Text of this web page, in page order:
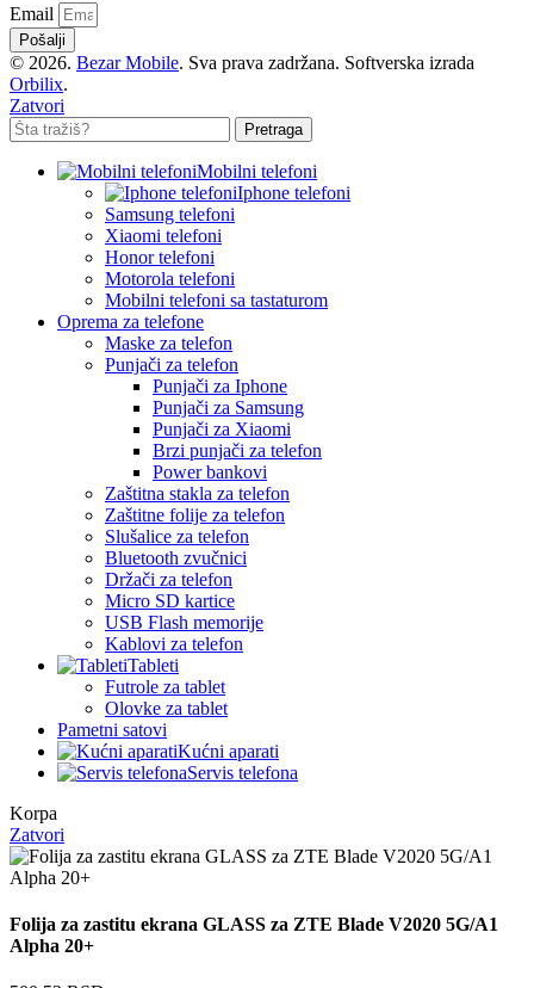
Email
Pošalji
© 2026. Bezar Mobile. Sva prava zadržana. Softverska izrada
Orbilix.
Zatvori
Pretraga
Mobilni telefoni
Iphone telefoni
Samsung telefoni
Xiaomi telefoni
Honor telefoni
Motorola telefoni
Mobilni telefoni sa tastaturom
Oprema za telefone
Maske za telefon
Punjači za telefon
Punjači za Iphone
Punjači za Samsung
Punjači za Xiaomi
Brzi punjači za telefon
Power bankovi
Zaštitna stakla za telefon
Zaštitne folije za telefon
Slušalice za telefon
Bluetooth zvučnici
Držači za telefon
Micro SD kartice
USB Flash memorije
Kablovi za telefon
Tableti
Futrole za tablet
Olovke za tablet
Pametni satovi
Kućni aparati
Servis telefona
Korpa
Zatvori
Folija za zastitu ekrana GLASS za ZTE Blade V2020 5G/A1
Alpha 20+